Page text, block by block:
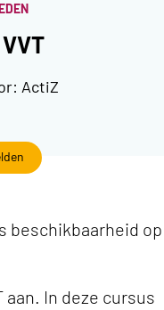
ActiZ
beschikbaarheid op
In deze cursus